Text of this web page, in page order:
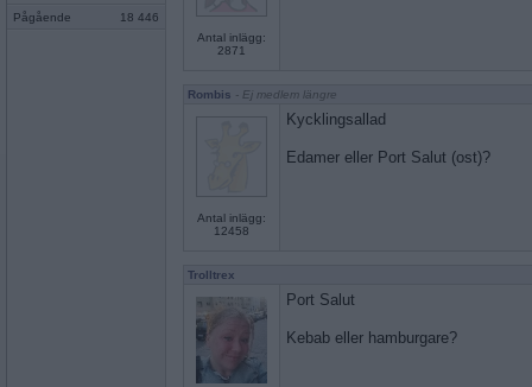
Pågående 18 446
Antal inlägg:
2871
Rombis - Ej medlem längre
Antal inlägg:
12458
Kycklingsallad
Edamer eller Port Salut (ost)?
Trolltrex
Port Salut
Kebab eller hamburgare?